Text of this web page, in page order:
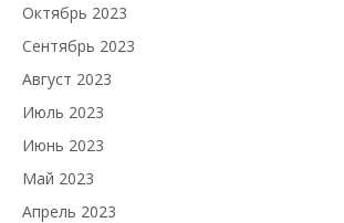
Октябрь 2023
Сентябрь 2023
Август 2023
Июль 2023
Июнь 2023
Май 2023
Апрель 2023